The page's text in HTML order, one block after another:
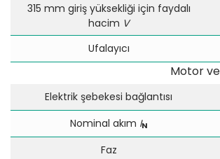
315 mm giriş yüksekliği için faydalı
hacim V
Ufalayıcı
Motor
Elektrik şebekesi bağlantısı
Nominal akım IN
Faz